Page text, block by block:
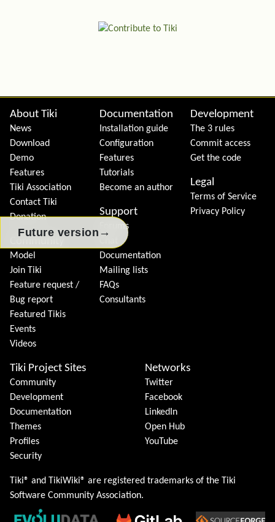
Future version →
Site information, links, etc.
About Tiki
News
Download
Demo
Features
Tiki Association
Contact Tiki
Donation
Model
Join Tiki
Feature request /
Bug report
Featured Tikis
Events
Videos
Documentation
Installation guide
Configuration
Features
Tutorials
Become an author
Support
Forums
Documentation
Mailing lists
FAQs
Consultants
Development
The 3 rules
Commit access
Get the code
Legal
Terms of Service
Privacy Policy
Tiki Project Sites
Community
Development
Documentation
Themes
Profiles
Security
Networks
Twitter
Facebook
LinkedIn
Open Hub
YouTube
Tiki® and TikiWiki® are registered trademarks of the Tiki
Software Community Association.